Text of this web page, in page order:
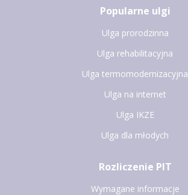
Popularne ulgi
Ulga prorodzinna
Ulga rehabilitacyjna
Ulga termomodernizacyjna
Ulga na internet
Ulga IKZE
Ulga dla młodych
Rozliczenie PIT
Wymagane informacje